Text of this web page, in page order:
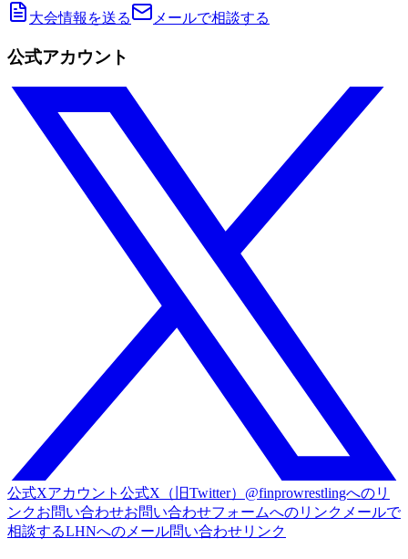
大会情報を送る
メールで相談する
公式アカウント
公式Xアカウント 公式X（旧Twitter）@finprowrestlingへのリ
ンクお問い合わせお問い合わせフォームへのリンク メールで
相談するLHNへのメール問い合わせリンク